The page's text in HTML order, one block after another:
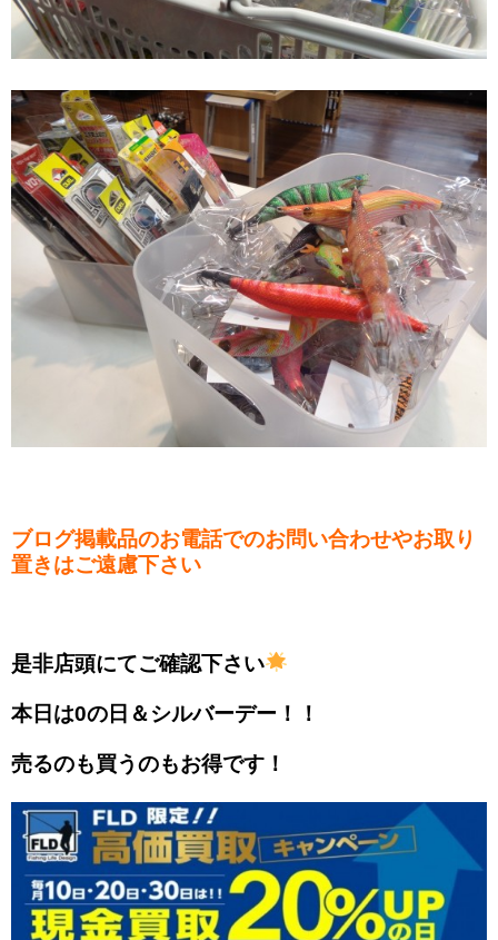
ブログ掲載品のお電話でのお問い合わせやお取り
置きはご遠慮下さい
是非店頭にてご確認下さい
本日は0の日＆シルバーデー！！
売るのも買うのもお得です！